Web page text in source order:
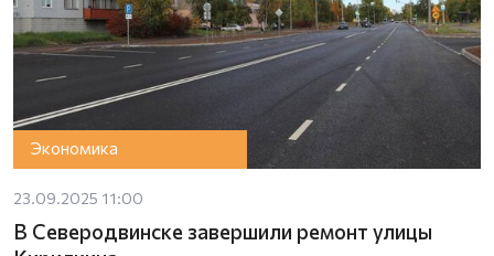
Экономика
23.09.2025 11:00
В Северодвинске завершили ремонт улицы